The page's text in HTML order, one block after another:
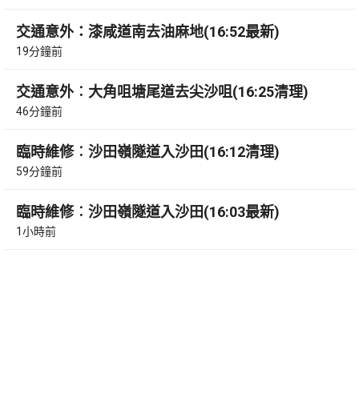
交通意外：漆咸道南去油麻地(16:52最新)
19分鐘前
交通意外︰大角咀塘尾道去尖沙咀(16:25清理)
46分鐘前
臨時維修︰沙田嶺隧道入沙田(16:12清理)
59分鐘前
臨時維修︰沙田嶺隧道入沙田(16:03最新)
1小時前